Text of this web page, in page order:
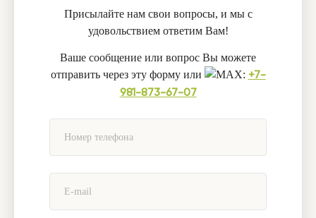
Присылайте нам свои вопросы, и мы с
удовольствием ответим Вам!
Ваше сообщение или вопрос Вы можете
отправить через эту форму или
: +7-
981-873-67-07